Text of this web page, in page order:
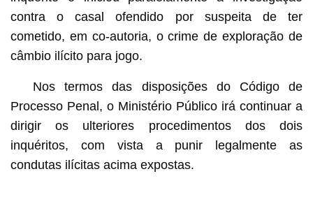
contra o casal ofendido por suspeita de ter
cometido, em co-autoria, o crime de exploração de
câmbio ilícito para jogo.
Nos termos das disposições do Código de
Processo Penal, o Ministério Público irá continuar a
dirigir os ulteriores procedimentos dos dois
inquéritos, com vista a punir legalmente as
condutas ilícitas acima expostas.